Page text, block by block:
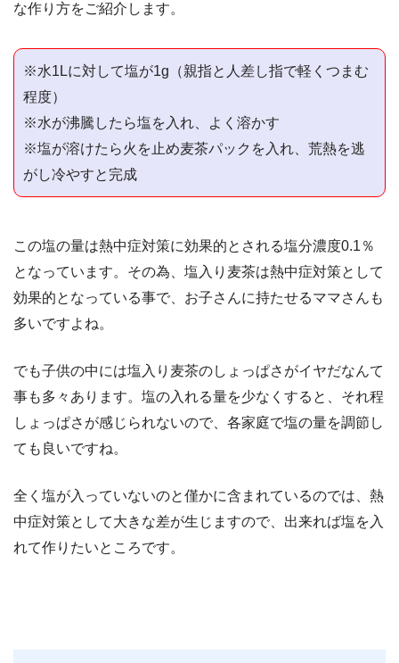
な作り方をご紹介します。
※水1Lに対して塩が1g（親指と人差し指で軽くつまむ
程度）
※水が沸騰したら塩を入れ、よく溶かす
※塩が溶けたら火を止め麦茶パックを入れ、荒熱を逃
がし冷やすと完成
この塩の量は熱中症対策に効果的とされる塩分濃度0.1％
となっています。その為、塩入り麦茶は熱中症対策として
効果的となっている事で、お子さんに持たせるママさんも
多いですよね。
でも子供の中には塩入り麦茶のしょっぱさがイヤだなんて
事も多々あります。塩の入れる量を少なくすると、それ程
しょっぱさが感じられないので、各家庭で塩の量を調節し
ても良いですね。
全く塩が入っていないのと僅かに含まれているのでは、熱
中症対策として大きな差が生じますので、出来れば塩を入
れて作りたいところです。